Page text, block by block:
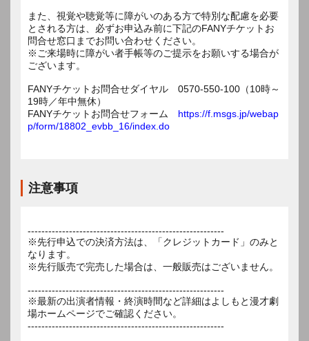
また、視覚や聴覚等に障がいのある方で特別な配慮を必要
とされる方は、必ずお申込み前に下記のFANYチケットお
問合せ窓口までお問い合わせください。
※ご来場時に障がい者手帳等のご提示をお願いする場合が
ございます。
FANYチケットお問合せダイヤル 0570-550-100（10時～
19時／年中無休）
FANYチケットお問合せフォーム https://f.msgs.jp/webap
p/form/18802_evbb_16/index.do
注意事項
---------------------------------------------------------
※先行申込での決済方法は、「クレジットカード」のみと
なります。
※先行販売で完売した場合は、一般販売はございません。
---------------------------------------------------------
※最新の出演者情報・終演時間など詳細はよしもと漫才劇
場ホームページでご確認ください。
---------------------------------------------------------